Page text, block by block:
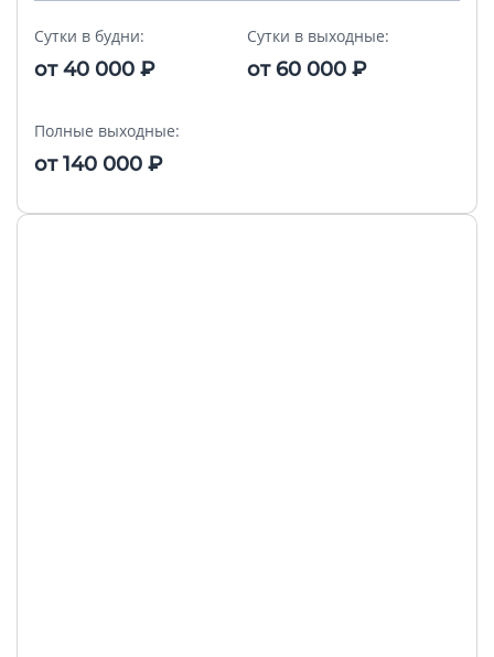
Сутки в будни:
от40 000 ₽
Сутки в выходные:
от60 000 ₽
Полные выходные:
от140 000 ₽